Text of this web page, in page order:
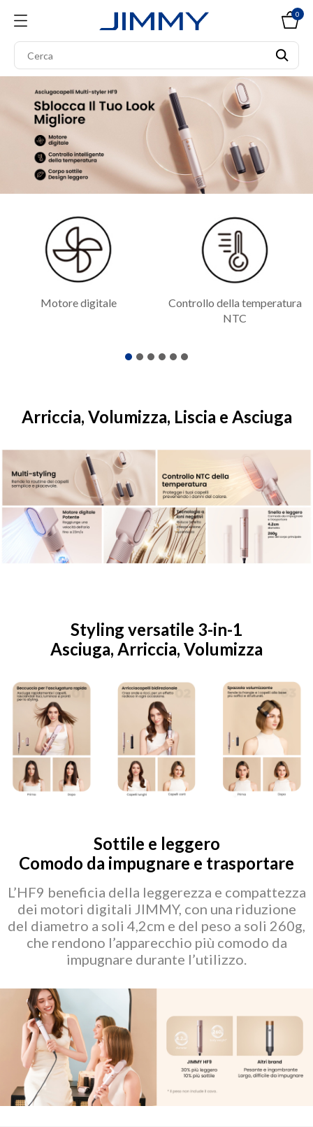
0
Motore digitale
Controllo della temperatura
NTC
Arriccia, Volumizza, Liscia e Asciuga
Styling versatile 3-in-1
Asciuga, Arriccia, Volumizza
Sottile e leggero
Comodo da impugnare e trasportare
L’HF9 beneficia della leggerezza e compattezza
dei motori digitali JIMMY, con una riduzione
del diametro a soli 4,2cm e del peso a soli 260g,
che rendono l’apparecchio più comodo da
impugnare durante l’utilizzo.